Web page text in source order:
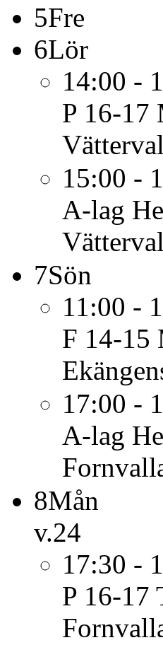
5Fre
6Lör
14:00 -
P 16-17
15:00 -
A-lag
7Sön
11:00 -
F 14-15
17:00 -
A-lag
8Mån
v.24
17:30 -
P 16-17